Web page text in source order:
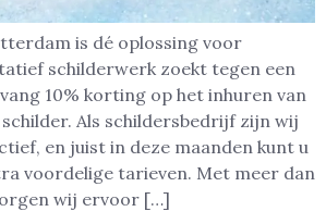
is dé oplossing voor
schilderwerk zoekt tegen een
10% korting op het inhuren van
Als schildersbedrijf zijn wij
en juist in deze maanden kunt u
voordelige tarieven. Met meer dan
wij ervoor […]